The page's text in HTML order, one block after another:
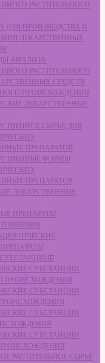
РАСТИТЕЛЬНОГО
ДЛЯ ПРОИЗВОДСТВА И
ЛЕКАРСТВЕННЫХ
АНАЛИЗА
РАСТИТЕЛЬНОГО
СРЕДСТВ
ПРОИСХОЖДЕНИЯ
ЛЕКАРСТВЕННЫЕ
СЫРЬЁ ДЛЯ
ПРЕПАРАТОВ
ФОРМЫ
ПРЕПАРАТОВ
ЛЕКАРСТВЕННЫЕ
ПРЕПАРАТЫ
СУБСТАНЦИИ
ПРОИСХОЖДЕНИЯ
СУБСТАНЦИИ
СУБСТАНЦИИ
СУБСТАНЦИИ
РАСТИТЕЛЬНОЕ СЫРЬЁ